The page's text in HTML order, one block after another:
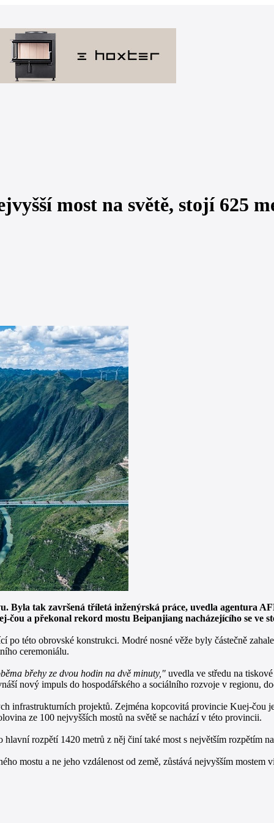
most na světě, stojí 625
Byla tak završená tříletá inženýrská práce, uvedla agentura
čou a překonal rekord mostu Beipanjiang nacházejícího se ve
této obrovské konstrukci. Modré nosné věže byly částečně
ceremoniálu.
břehy ze dvou hodin na dvě minuty," uvedla ve středu na
nový impuls do hospodářského a sociálního rozvoje v regionu,
infrastrukturních projektů. Zejména kopcovitá provincie Kuej-čou
ze 100 nejvyšších mostů na světě se nachází v této provincii.
rozpětí 1420 metrů z něj činí také most s největším rozpětím
mostu a ne jeho vzdálenost od země, zůstává nejvyšším